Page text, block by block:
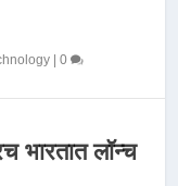
|0
भारतात लॉन्च